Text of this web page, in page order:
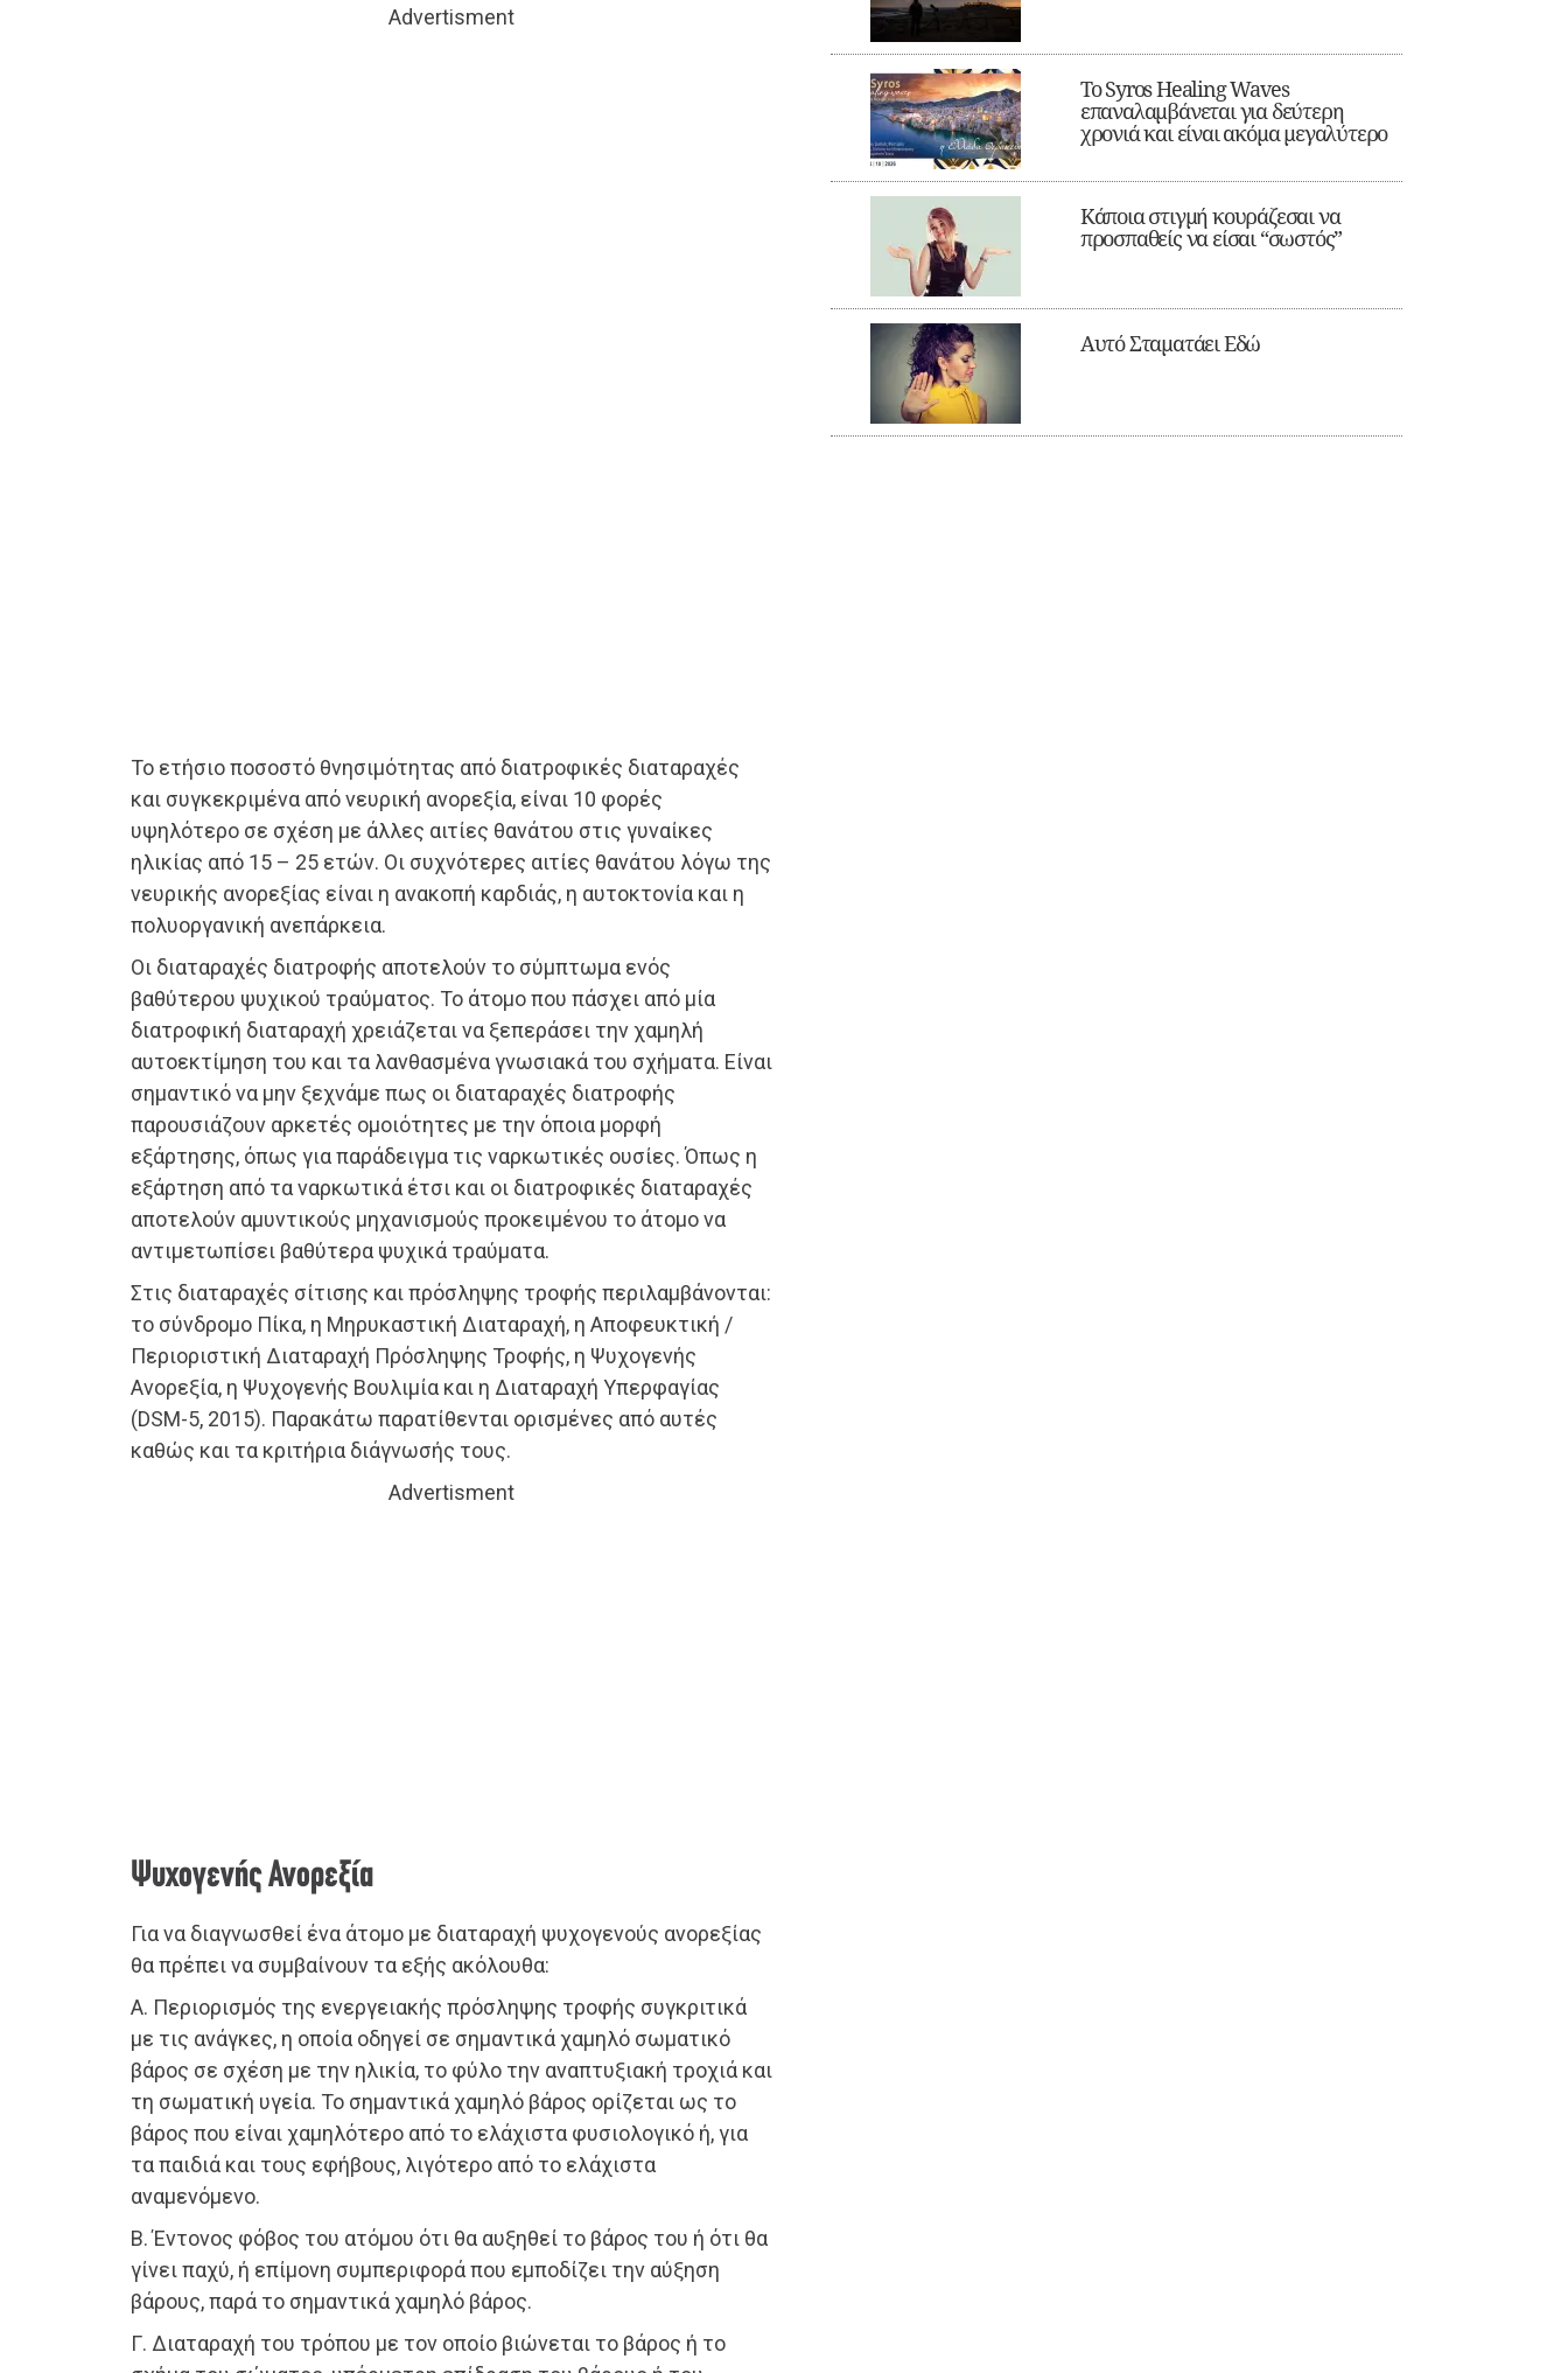
Advertisment
Το ετήσιο ποσοστό θνησιμότητας από διατροφικές διαταραχές
και συγκεκριμένα από νευρική ανορεξία, είναι 10 φορές
υψηλότερο σε σχέση με άλλες αιτίες θανάτου στις γυναίκες
ηλικίας από 15 – 25 ετών. Οι συχνότερες αιτίες θανάτου λόγω της
νευρικής ανορεξίας είναι η ανακοπή καρδιάς, η αυτοκτονία και η
πολυοργανική ανεπάρκεια.
Οι διαταραχές διατροφής αποτελούν το σύμπτωμα ενός
βαθύτερου ψυχικού τραύματος. Το άτομο που πάσχει από μία
διατροφική διαταραχή χρειάζεται να ξεπεράσει την χαμηλή
αυτοεκτίμηση του και τα λανθασμένα γνωσιακά του σχήματα. Είναι
σημαντικό να μην ξεχνάμε πως οι διαταραχές διατροφής
παρουσιάζουν αρκετές ομοιότητες με την όποια μορφή
εξάρτησης, όπως για παράδειγμα τις ναρκωτικές ουσίες. Όπως η
εξάρτηση από τα ναρκωτικά έτσι και οι διατροφικές διαταραχές
αποτελούν αμυντικούς μηχανισμούς προκειμένου το άτομο να
αντιμετωπίσει βαθύτερα ψυχικά τραύματα.
Στις διαταραχές σίτισης και πρόσληψης τροφής περιλαμβάνονται:
το σύνδρομο Πίκα, η Μηρυκαστική Διαταραχή, η Αποφευκτική /
Περιοριστική Διαταραχή Πρόσληψης Τροφής, η Ψυχογενής
Ανορεξία, η Ψυχογενής Βουλιμία και η Διαταραχή Υπερφαγίας
(DSM-5, 2015). Παρακάτω παρατίθενται ορισμένες από αυτές
καθώς και τα κριτήρια διάγνωσής τους.
Advertisment
Ψυχογενής Ανορεξία
Για να διαγνωσθεί ένα άτομο με διαταραχή ψυχογενούς ανορεξίας
θα πρέπει να συμβαίνουν τα εξής ακόλουθα:
Α. Περιορισμός της ενεργειακής πρόσληψης τροφής συγκριτικά
με τις ανάγκες, η οποία οδηγεί σε σημαντικά χαμηλό σωματικό
βάρος σε σχέση με την ηλικία, το φύλο την αναπτυξιακή τροχιά και
τη σωματική υγεία. Το σημαντικά χαμηλό βάρος ορίζεται ως το
βάρος που είναι χαμηλότερο από το ελάχιστα φυσιολογικό ή, για
τα παιδιά και τους εφήβους, λιγότερο από το ελάχιστα
αναμενόμενο.
Β. Έντονος φόβος του ατόμου ότι θα αυξηθεί το βάρος του ή ότι θα
γίνει παχύ, ή επίμονη συμπεριφορά που εμποδίζει την αύξηση
βάρους, παρά το σημαντικά χαμηλό βάρος.
Γ. Διαταραχή του τρόπου με τον οποίο βιώνεται το βάρος ή το
Το Syros Healing Waves
επαναλαμβάνεται για δεύτερη
χρονιά και είναι ακόμα μεγαλύτερο
Κάποια στιγμή κουράζεσαι να
προσπαθείς να είσαι “σωστός”
Αυτό Σταματάει Εδώ